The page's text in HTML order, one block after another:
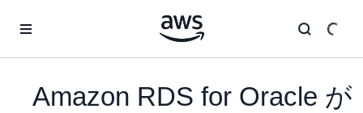
Amazon RDS for Oracle が